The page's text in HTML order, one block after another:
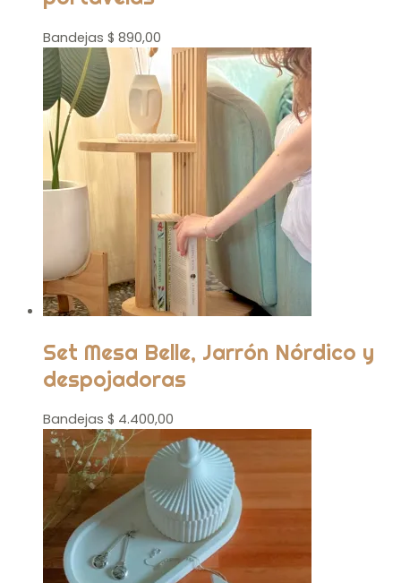
Bandejas $ 890,00
Set Mesa Belle, Jarrón Nórdico y
despojadoras
Bandejas $ 4.400,00